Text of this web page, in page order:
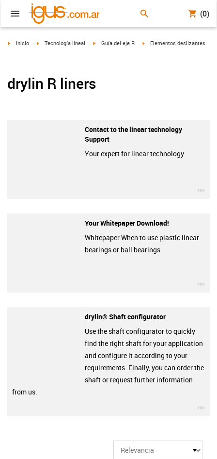
(0)
igus-icon-arrow-right
Inicio igus-icon-arrow-right
Tecnología lineal igus-icon-arrow-right
Guía del eje R igus-icon-arrow-right
Elementos deslizantes
drylin R liners
Contact to the linear technology
Support
Your expert for linear technology
Your Whitepaper Download!
Whitepaper When to use plastic linear
bearings or ball bearings
drylin® Shaft configurator
Use the shaft configurator to quickly
find the right shaft for your application
and configure it according to your
requirements. Finally, you can order the
shaft or request further information
from us.